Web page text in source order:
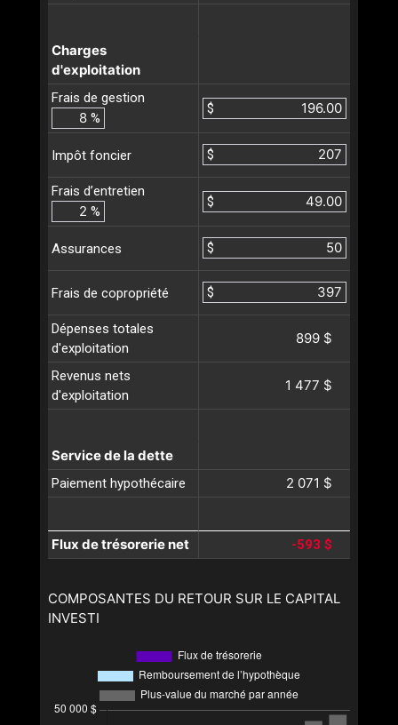
Charges
d'exploitation
Frais de gestion
%
$
Impôt foncier $
Frais d’entretien
%
$
Assurances $
Frais de copropriété $
Dépenses totales
d'exploitation
899 $
Revenus nets
d'exploitation
1 477 $
Service de la dette
Paiement hypothécaire 2 071 $
Flux de trésorerie net -593 $
COMPOSANTES DU RETOUR SUR LE CAPITAL
INVESTI